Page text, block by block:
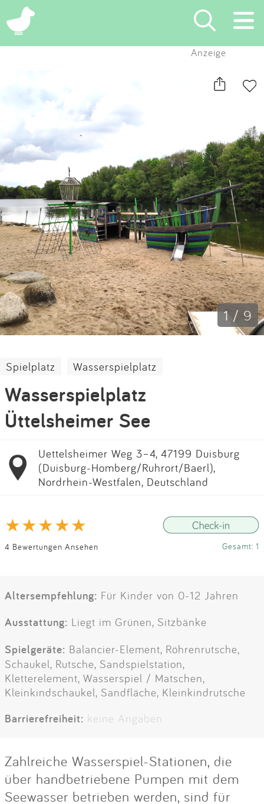
×
Eintragen
Blog
Partner
Kontakt
Impressum
Anmelden
Anzeige
1 / 9
Spielplatz Wasserspielplatz
Wasserspielplatz
Üttelsheimer See
Uettelsheimer Weg 3–4, 47199 Duisburg
(Duisburg-Homberg/Ruhrort/Baerl),
Nordrhein-Westfalen, Deutschland
4 Bewertungen Ansehen Gesamt: 1
Altersempfehlung: Für Kinder von 0-12 Jahren
Ausstattung: Liegt im Grünen, Sitzbänke
Spielgeräte: Balancier-Element, Röhrenrutsche,
Schaukel, Rutsche, Sandspielstation,
Kletterelement, Wasserspiel / Matschen,
Kleinkindschaukel, Sandfläche, Kleinkindrutsche
Barrierefreiheit: keine Angaben
Zahlreiche Wasserspiel-Stationen, die
über handbetriebene Pumpen mit dem
Seewasser betrieben werden, sind für